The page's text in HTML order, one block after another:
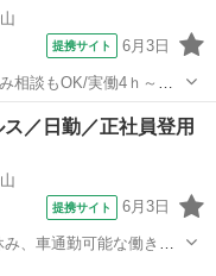
提携サイト 6月3日
相談もOK/実働4ｈ～相
お仕事内容
／日勤／正社員登用
提携サイト 6月3日
、車通勤可能な働きや